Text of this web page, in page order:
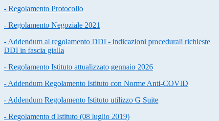
- Regolamento Protocollo
- Regolamento Negoziale 2021
- Addendum al regolamento DDI - indicazioni procedurali richieste
DDI in fascia gialla
- Regolamento Istituto attualizzato gennaio 2026
- Addendum Regolamento Istituto con Norme Anti-COVID
- Addendum Regolamento Istituto utilizzo G Suite
- Regolamento d'Istituto (08 luglio 2019)